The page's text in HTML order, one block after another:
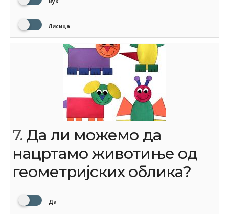
Лисица
7. Да ли можемо да
нацртамо животиње од
геометријских облика?
Да